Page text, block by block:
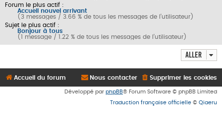
Forum le plus actif :
Accueil nouvel arrivant
(3 messages / 3.66 % de tous les messages de l’utilisateur)
Sujet le plus actif :
Bonjour à tous
(1 message / 1.22 % de tous les messages de l’utilisateur)
Aller
Accueil du forum Supprimer les cookies
Nous contacter
Développé par phpBB® Forum Software © phpBB Limited
Traduction française officielle © Qiaeru